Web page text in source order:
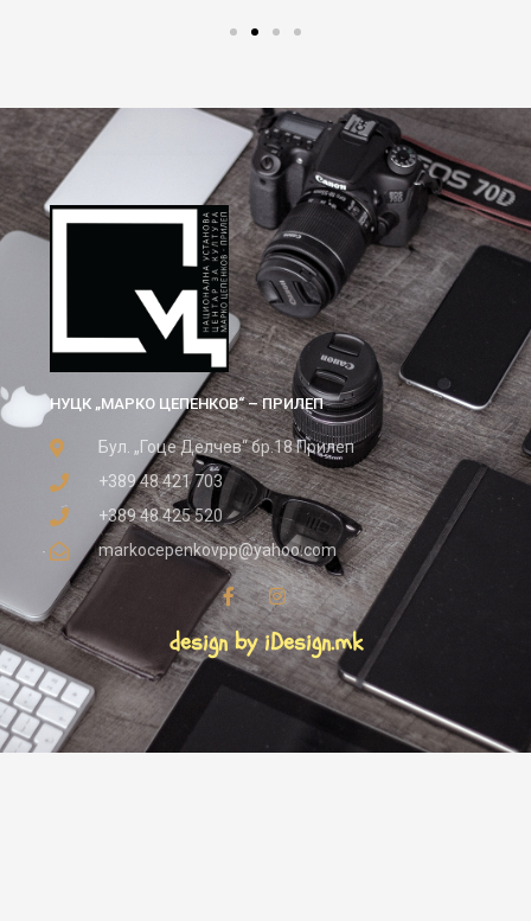
НУЦК „МАРКО ЦЕПЕНКОВ“ – ПРИЛЕП
Бул. „Гоце Делчев“ бр.18 Прилеп
+389 48 421 703
+389 48 425 520
markocepenkovpp@yahoo.com
design by iDesign.mk